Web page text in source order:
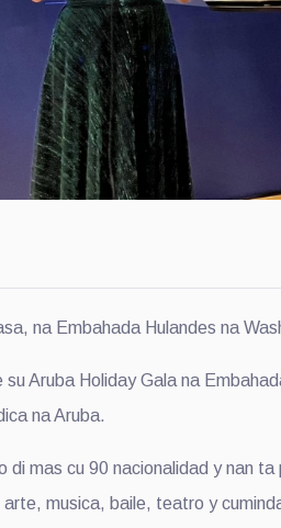
na Embahada Hulandes na
Aruba Holiday Gala na
na Aruba.
mas cu 90 nacionalidad y nan
musica, baile, teatro y